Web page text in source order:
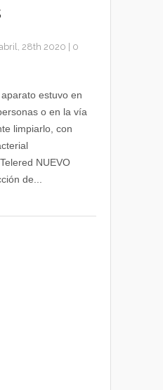
28th 2020
0
estuvo en
o en la vía
limpiarlo, con
NUEVO
de...